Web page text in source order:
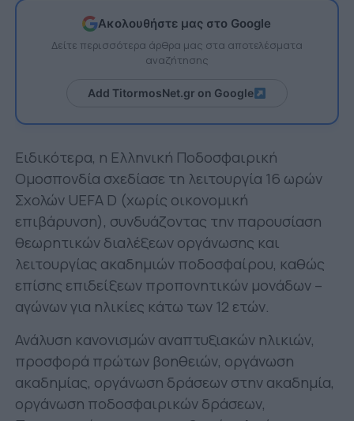
Ακολουθήστε μας στο Google
Δείτε περισσότερα άρθρα μας στα αποτελέσματα
αναζήτησης
Add TitormosNet.gr on Google
Ειδικότερα, η Ελληνική Ποδοσφαιρική
Ομοσπονδία σχεδίασε τη λειτουργία 16 ωρών
Σχολών UEFA D (χωρίς οικονομική
επιβάρυνση), συνδυάζοντας την παρουσίαση
θεωρητικών διαλέξεων οργάνωσης και
λειτουργίας ακαδημιών ποδοσφαίρου, καθώς
επίσης επιδείξεων προπονητικών μονάδων –
αγώνων για ηλικίες κάτω των 12 ετών.
Ανάλυση κανονισμών αναπτυξιακών ηλικιών,
προσφορά πρώτων βοηθειών, οργάνωση
ακαδημίας, οργάνωση δράσεων στην ακαδημία,
οργάνωση ποδοσφαιρικών δράσεων,